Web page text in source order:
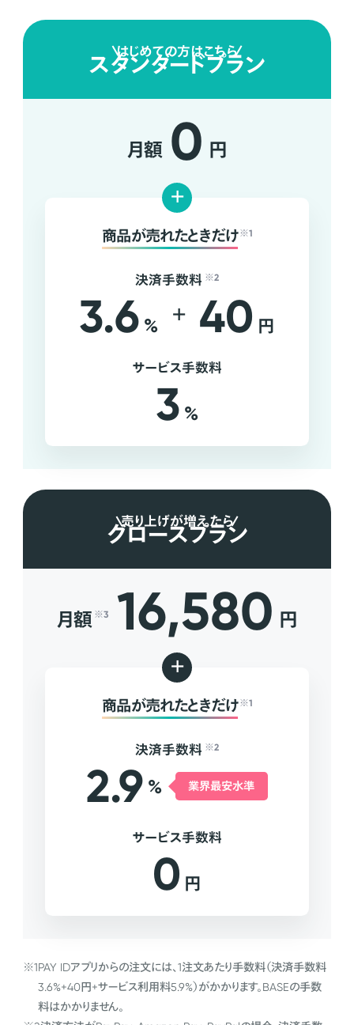
はじめての方はこちら
スタンダードプラン
月額 0 円
+
商品が売れたときだけ ※1
決済手数料 ※2
3.6 % + 40 円
サービス手数料
3 %
売り上げが増えたら
グロースプラン
月額 ※3 16,580 円
+
商品が売れたときだけ ※1
決済手数料 ※2
2.9 % 業界最安水準
サービス手数料
0 円
※1PAY IDアプリからの注文には、1注文あたり手数料（決済手数料
3.6%+40円+サービス利用料5.9%）がかかります。BASEの手数
料はかかりません。